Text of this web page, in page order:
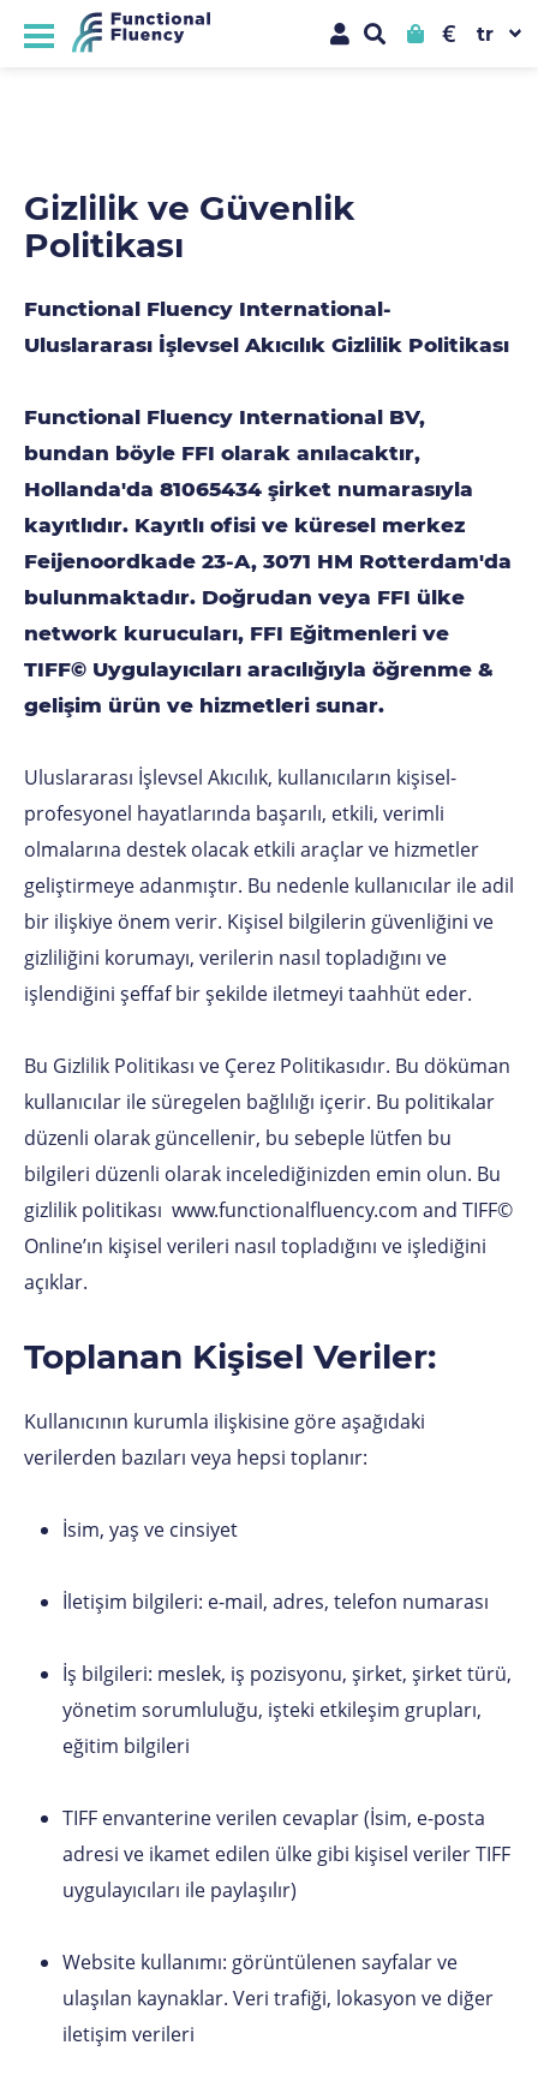
€
Gizlilik ve Güvenlik
Politikası
Functional Fluency International-
Uluslararası İşlevsel Akıcılık Gizlilik Politikası
Functional Fluency International BV,
bundan böyle FFI olarak anılacaktır,
Hollanda'da 81065434 şirket numarasıyla
kayıtlıdır. Kayıtlı ofisi ve küresel merkez
Feijenoordkade 23-A, 3071 HM Rotterdam'da
bulunmaktadır. Doğrudan veya FFI ülke
network kurucuları, FFI Eğitmenleri ve
TIFF© Uygulayıcıları aracılığıyla öğrenme &
gelişim ürün ve hizmetleri sunar.
Uluslararası İşlevsel Akıcılık, kullanıcıların kişisel-
profesyonel hayatlarında başarılı, etkili, verimli
olmalarına destek olacak etkili araçlar ve hizmetler
geliştirmeye adanmıştır. Bu nedenle kullanıcılar ile adil
bir ilişkiye önem verir. Kişisel bilgilerin güvenliğini ve
gizliliğini korumayı, verilerin nasıl topladığını ve
işlendiğini şeffaf bir şekilde iletmeyi taahhüt eder.
Bu Gizlilik Politikası ve Çerez Politikasıdır. Bu döküman
kullanıcılar ile süregelen bağlılığı içerir. Bu politikalar
düzenli olarak güncellenir, bu sebeple lütfen bu
bilgileri düzenli olarak incelediğinizden emin olun. Bu
gizlilik politikası www.functionalfluency.com and TIFF©
Online’ın kişisel verileri nasıl topladığını ve işlediğini
açıklar.
Toplanan Kişisel Veriler:
Kullanıcının kurumla ilişkisine göre aşağıdaki
verilerden bazıları veya hepsi toplanır:
İsim, yaş ve cinsiyet
İletişim bilgileri: e-mail, adres, telefon numarası
İş bilgileri: meslek, iş pozisyonu, şirket, şirket türü,
yönetim sorumluluğu, işteki etkileşim grupları,
eğitim bilgileri
TIFF envanterine verilen cevaplar (İsim, e-posta
adresi ve ikamet edilen ülke gibi kişisel veriler TIFF
uygulayıcıları ile paylaşılır)
Website kullanımı: görüntülenen sayfalar ve
ulaşılan kaynaklar. Veri trafiği, lokasyon ve diğer
iletişim verileri